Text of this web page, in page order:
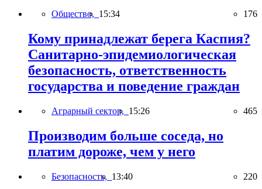
Общество, 15:34 176
Кому принадлежат берега Каспия?
Санитарно-эпидемиологическая
безопасность, ответственность
государства и поведение граждан
Аграрный сектор, 15:26 465
Производим больше соседа, но
платим дороже, чем у него
Безопасность, 13:40 220